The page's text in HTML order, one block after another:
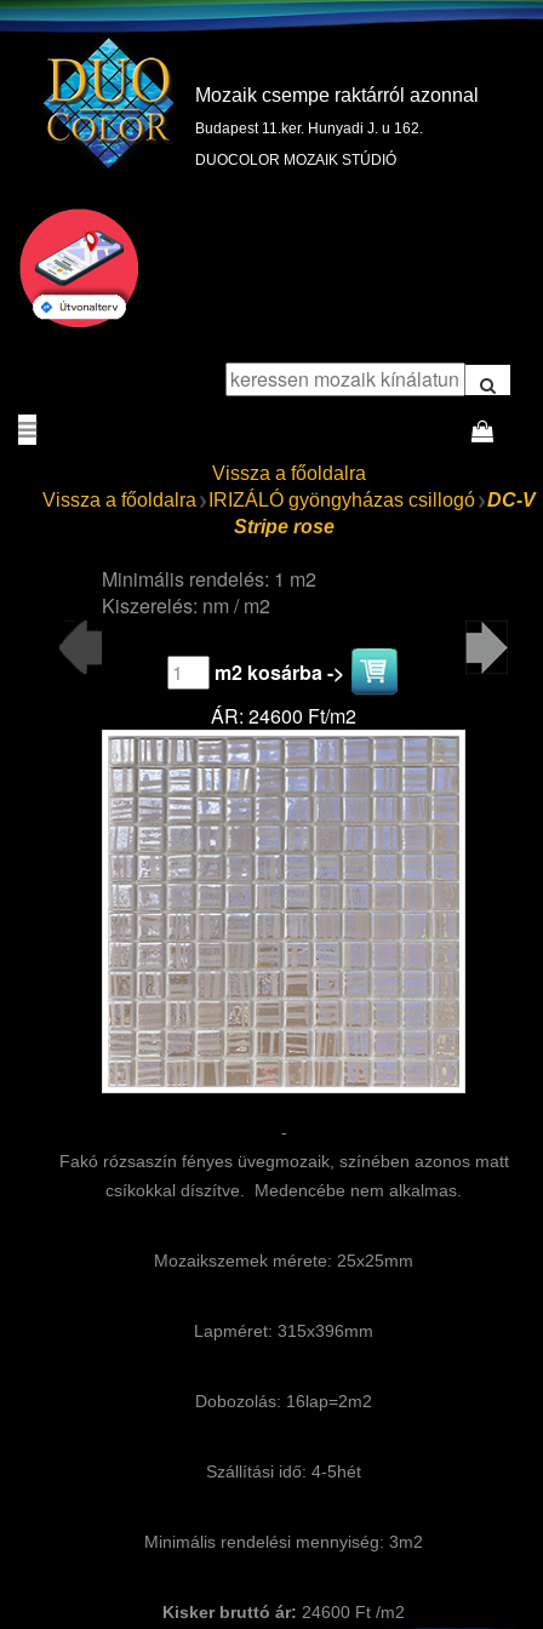
Mozaik csempe raktárról azonnal
Budapest 11.ker. Hunyadi J. u 162.
DUOCOLOR MOZAIK STÚDIÓ
Vissza a főoldalra
Vissza a főoldalra
IRIZÁLÓ gyöngyházas csillogó
DC-V
Stripe rose
Minimális rendelés: 1 m2
Kiszerelés: nm / m2
m2 kosárba ->
ÁR: 24600 Ft/m2
-
Fakó rózsaszín fényes üvegmozaik, színében azonos matt
csíkokkal díszítve. Medencébe nem alkalmas.
Mozaikszemek mérete: 25x25mm
Lapméret: 315x396mm
Dobozolás: 16lap=2m2
Szállítási idő: 4-5hét
Minimális rendelési mennyiség: 3m2
Kisker bruttó ár: 24600 Ft /m2